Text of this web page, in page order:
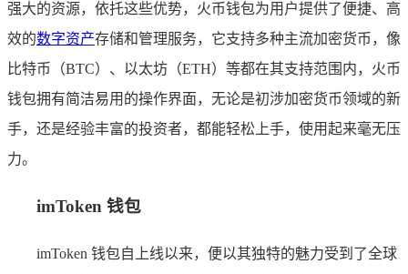
强大的资源，依托这些优势，火币钱包为用户提供了便捷、高
效的数字资产存储和管理服务，它支持多种主流加密货币，像
比特币（BTC）、以太坊（ETH）等都在其支持范围内，火币
钱包拥有简洁易用的操作界面，无论是初涉加密货币领域的新
手，还是经验丰富的投资者，都能轻松上手，使用起来毫无压
力。
imToken 钱包
imToken 钱包自上线以来，便以其独特的魅力受到了全球